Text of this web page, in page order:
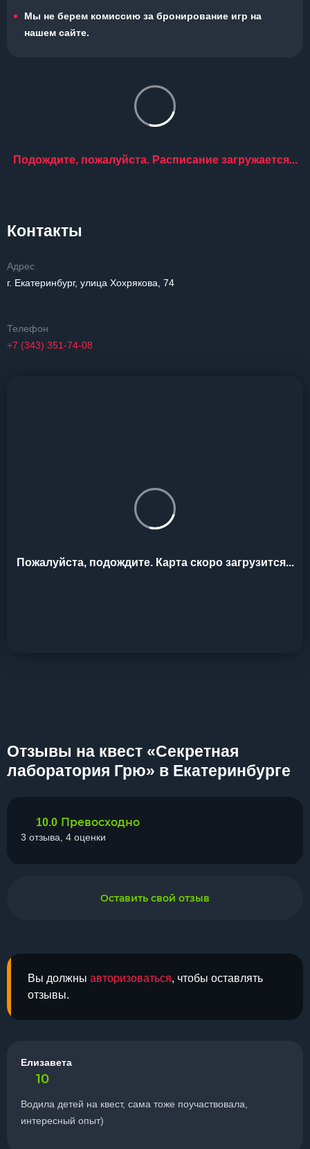
Мы не берем комиссию за бронирование игр на
нашем сайте.
Подождите, пожалуйста. Расписание загружается...
Контакты
Адрес
г. Екатеринбург, улица Хохрякова, 74
Телефон
+7 (343) 351-74-08
Пожалуйста, подождите. Карта скоро загрузится...
Отзывы на квест «Секретная
лаборатория Грю» в Екатеринбурге
Вы должны авторизоваться, чтобы оставлять
отзывы.
Елизавета
10
Водила детей на квест, сама тоже поучаствовала,
интересный опыт)
10.0 Превосходно
3 отзыва, 4 оценки
Оставить свой отзыв